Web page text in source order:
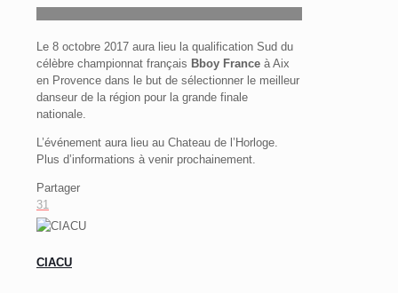
Le 8 octobre 2017 aura lieu la qualification Sud du
célèbre championnat français Bboy France à Aix
en Provence dans le but de sélectionner le meilleur
danseur de la région pour la grande finale
nationale.
L’événement aura lieu au Chateau de l’Horloge.
Plus d’informations à venir prochainement.
Partager
31
CIACU